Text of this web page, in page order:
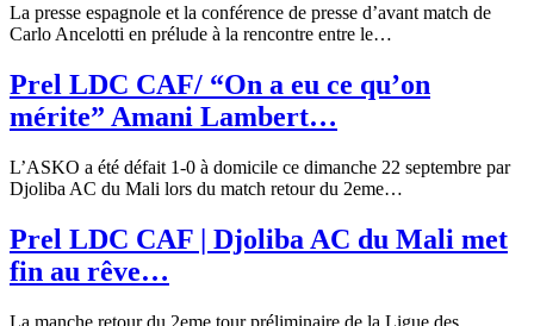
La presse espagnole et la conférence de presse d’avant match de
Carlo Ancelotti en prélude à la rencontre entre le…
Prel LDC CAF/ “On a eu ce qu’on
mérite” Amani Lambert…
L’ASKO a été défait 1-0 à domicile ce dimanche 22 septembre par
Djoliba AC du Mali lors du match retour du 2eme…
Prel LDC CAF | Djoliba AC du Mali met
fin au rêve…
La manche retour du 2eme tour préliminaire de la Ligue des